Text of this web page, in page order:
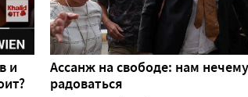
и
Ассанж на свободе: нам нечему
радоваться